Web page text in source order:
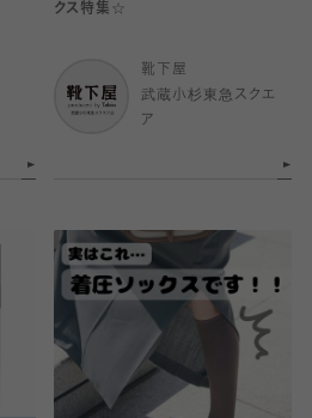
クス特集☆
靴下屋
武蔵小杉東急スクエ
ア